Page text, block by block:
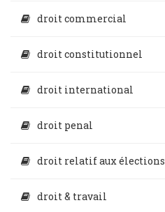
droit commercial
droit constitutionnel
droit international
droit penal
droit relatif aux élections
droit & travail